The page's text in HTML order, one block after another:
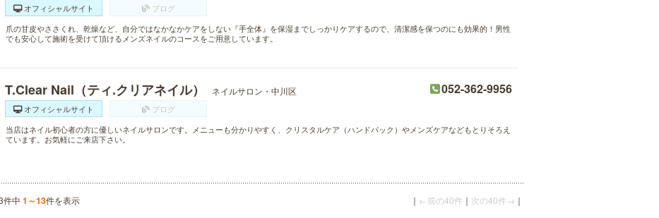
オフィシャルサイト
ブログ
爪の甘皮やささくれ、乾燥など、自分ではなかなかケアをしない『手全体』を保湿までしっかりケアするので、清潔感を保つのにも効果的！男性
でも安心して施術を受けて頂けるメンズネイルのコースをご用意しています。
T.Clear Nail（ティ.クリアネイル） ネイルサロン・中川区 052-362-9956
オフィシャルサイト
ブログ
当店はネイル初心者の方に優しいネイルサロンです。メニューも分かりやすく、クリスタルケア（ハンドパック）やメンズケアなどもとりそろえ
ています。お気軽にご来店下さい。
件中 1～13件を表示 ｜ ←前の40件 ｜ 次の40件→ ｜